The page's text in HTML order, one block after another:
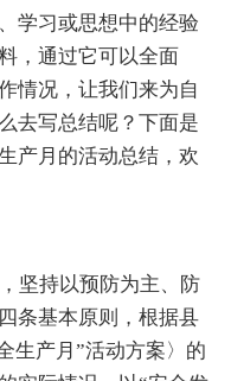
学习或思想中的经验
，通过它可以全面
情况，让我们来为自
去写总结呢？下面是
产月的活动总结，欢
坚持以预防为主、防
条基本原则，根据县
生产月”活动方案〉的